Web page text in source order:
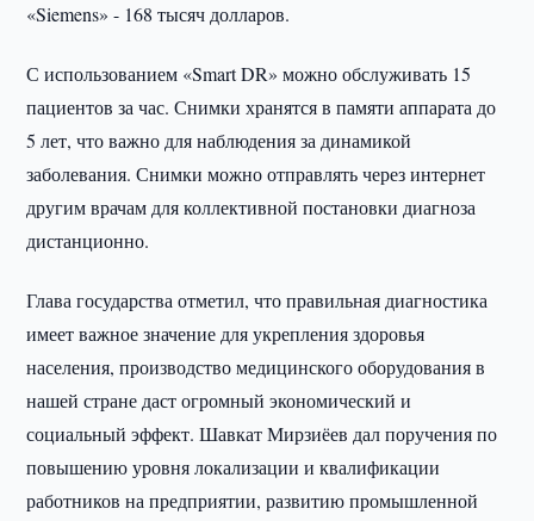
«Siemens» - 168 тысяч долларов.
С использованием «Smart DR» можно обслуживать 15
пациентов за час. Снимки хранятся в памяти аппарата до
5 лет, что важно для наблюдения за динамикой
заболевания. Снимки можно отправлять через интернет
другим врачам для коллективной постановки диагноза
дистанционно.
Глава государства отметил, что правильная диагностика
имеет важное значение для укрепления здоровья
населения, производство медицинского оборудования в
нашей стране даст огромный экономический и
социальный эффект. Шавкат Мирзиёев дал поручения по
повышению уровня локализации и квалификации
работников на предприятии, развитию промышленной